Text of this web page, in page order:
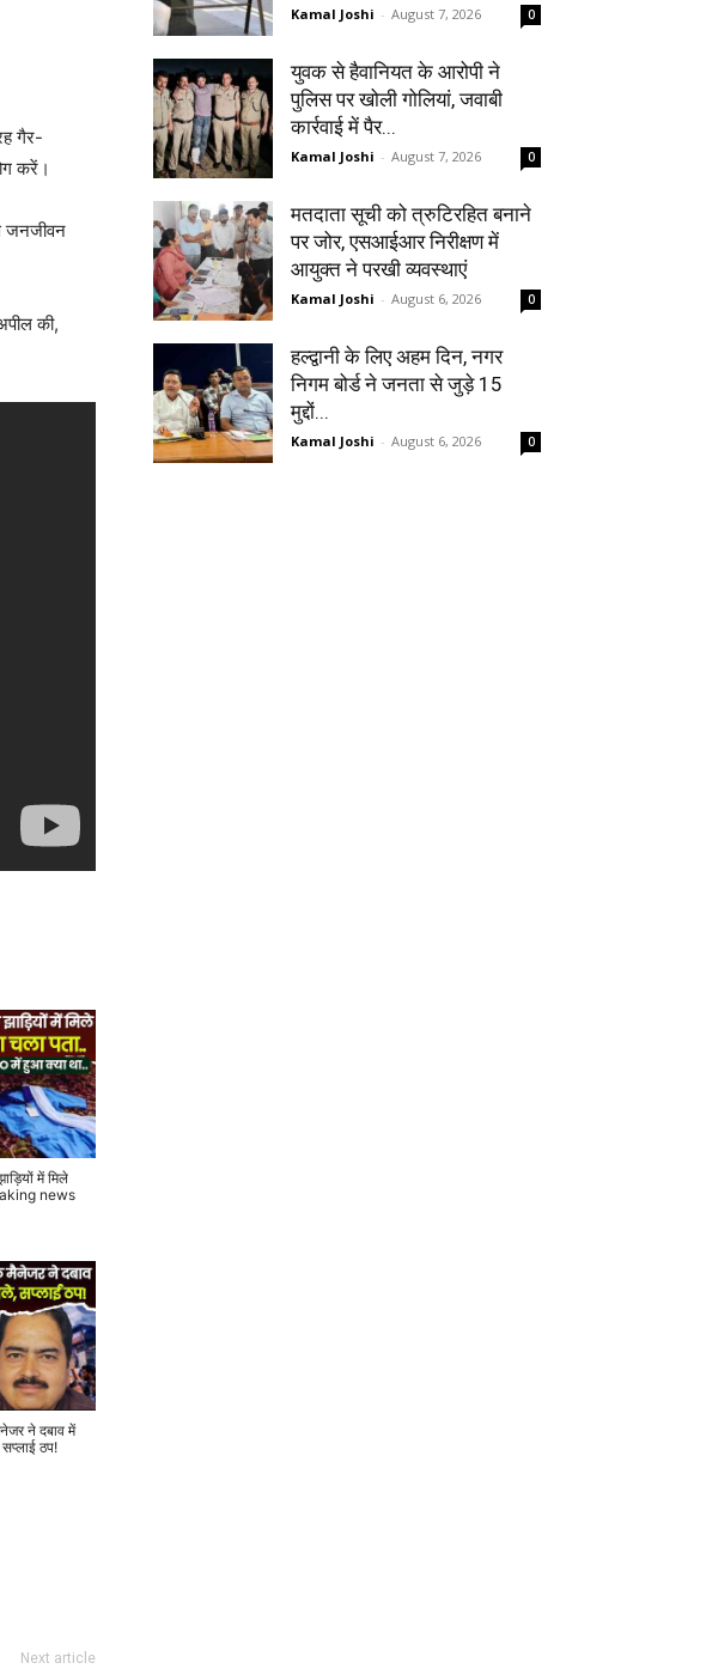
गैर-
करें।
जनजीवन
की,
में मिले
news
ने दबाव में
ठप!
Next article
Kamal Joshi - August 7, 2026 0
युवक से हैवानियत के आरोपी ने
पुलिस पर खोली गोलियां, जवाबी
कार्रवाई में पैर...
Kamal Joshi - August 7, 2026 0
मतदाता सूची को त्रुटिरहित बनाने
पर जोर, एसआईआर निरीक्षण में
आयुक्त ने परखी व्यवस्थाएं
Kamal Joshi - August 6, 2026 0
हल्द्वानी के लिए अहम दिन, नगर
निगम बोर्ड ने जनता से जुड़े 15
मुद्दों...
Kamal Joshi - August 6, 2026 0